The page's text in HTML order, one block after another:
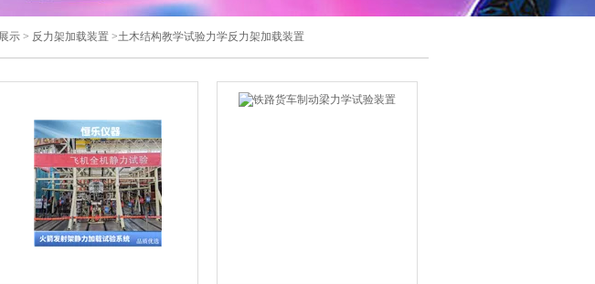
示 > 反力架加载装置 >土木结构教学试验力学反力架加载装置